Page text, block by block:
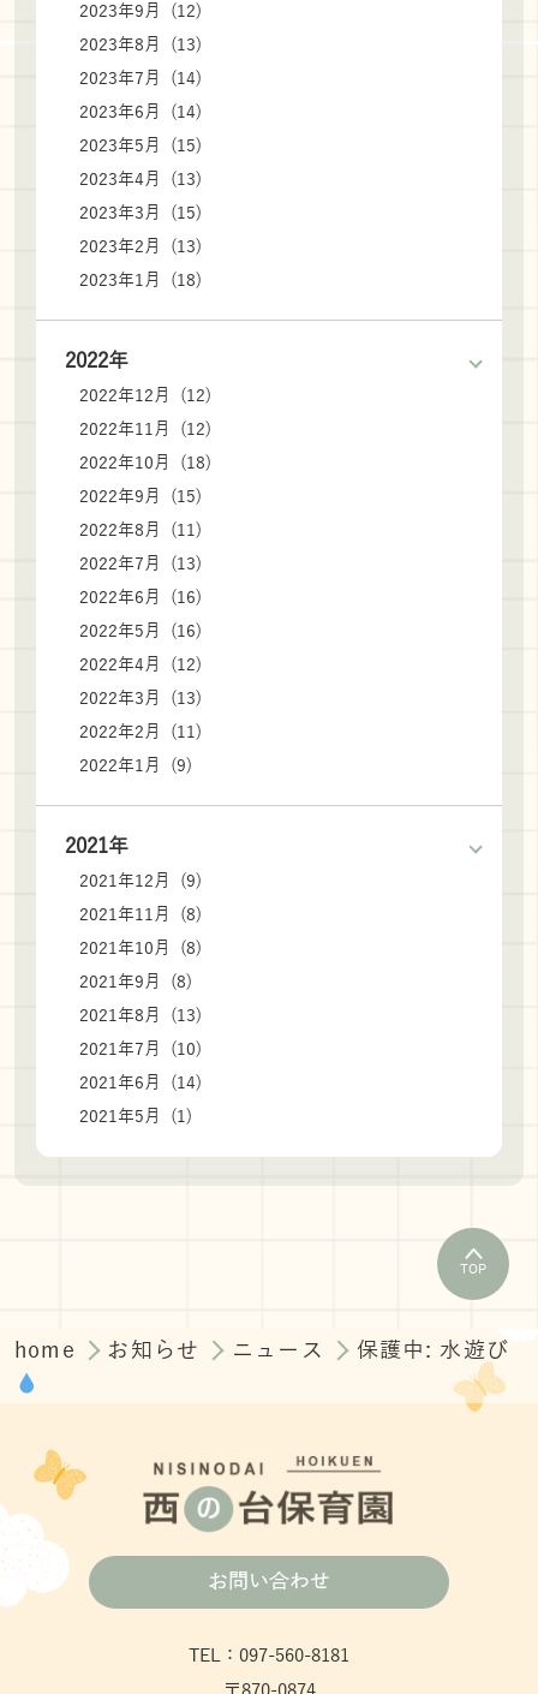
2023年9月 (12)
2023年8月 (13)
2023年7月 (14)
2023年6月 (14)
2023年5月 (15)
2023年4月 (13)
2023年3月 (15)
2023年2月 (13)
2023年1月 (18)
2022年
2022年12月 (12)
2022年11月 (12)
2022年10月 (18)
2022年9月 (15)
2022年8月 (11)
2022年7月 (13)
2022年6月 (16)
2022年5月 (16)
2022年4月 (12)
2022年3月 (13)
2022年2月 (11)
2022年1月 (9)
2021年
2021年12月 (9)
2021年11月 (8)
2021年10月 (8)
2021年9月 (8)
2021年8月 (13)
2021年7月 (10)
2021年6月 (14)
2021年5月 (1)
TOP
home お知らせ ニュース 保護中: 水遊び
お問い合わせ
TEL：097-560-8181
〒870-0874